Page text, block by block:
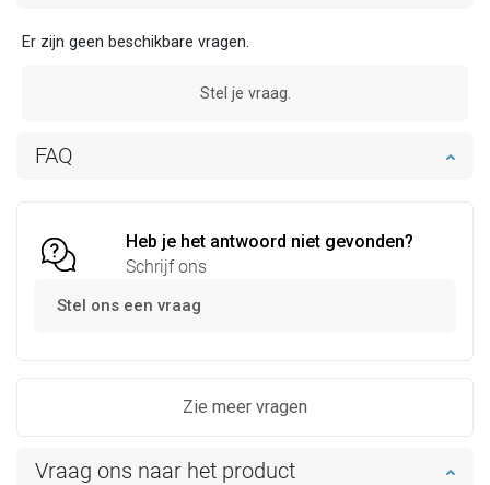
FAQ
Heb je het antwoord niet gevonden?
Schrijf ons
Stel ons een vraag
Zie meer vragen
Er zijn geen beschikbare vragen.
Stel je vraag.
Vraag ons naar het product